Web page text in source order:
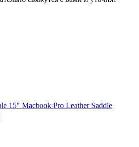
15" Macbook Pro Leather Saddle